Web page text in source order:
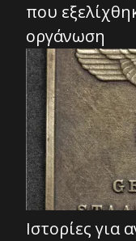
που
οργάνωση
Ιστορίες για